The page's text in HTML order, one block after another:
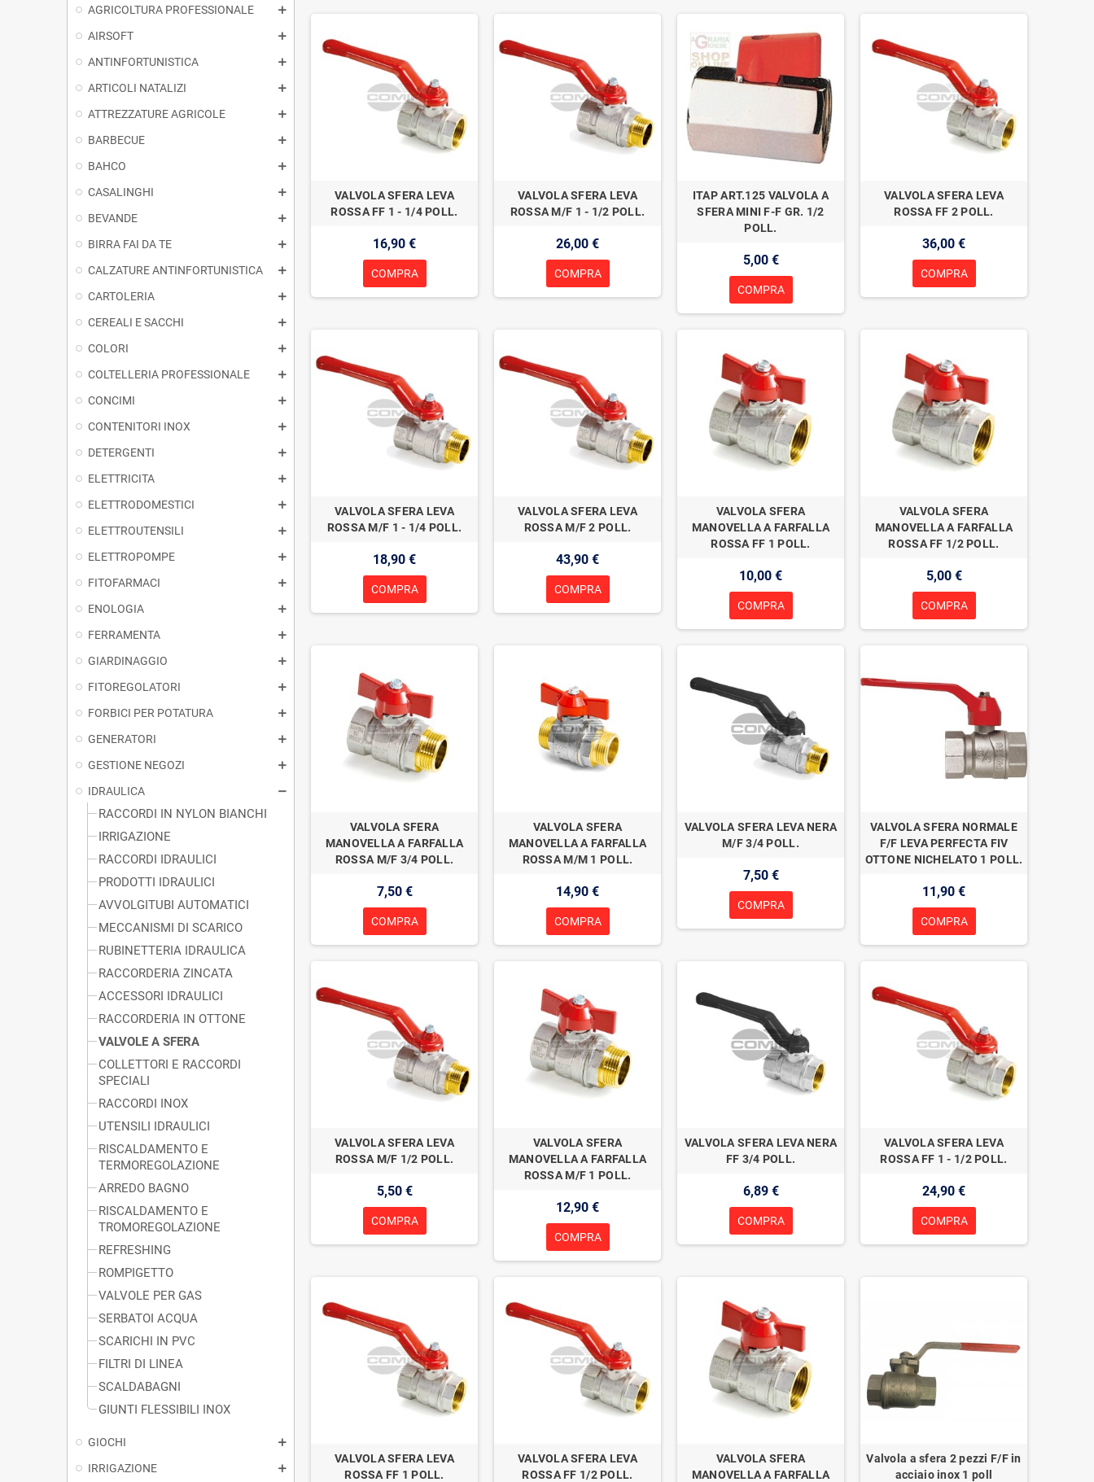
AGRICOLTURA PROFESSIONALE
AIRSOFT
ANTINFORTUNISTICA
ARTICOLI NATALIZI
ATTREZZATURE AGRICOLE
BARBECUE
BAHCO
CASALINGHI
BEVANDE
BIRRA FAI DA TE
CALZATURE ANTINFORTUNISTICA
CARTOLERIA
CEREALI E SACCHI
COLORI
COLTELLERIA PROFESSIONALE
CONCIMI
CONTENITORI INOX
DETERGENTI
ELETTRICITA
ELETTRODOMESTICI
ELETTROUTENSILI
ELETTROPOMPE
FITOFARMACI
ENOLOGIA
FERRAMENTA
GIARDINAGGIO
FITOREGOLATORI
FORBICI PER POTATURA
GENERATORI
GESTIONE NEGOZI
IDRAULICA
RACCORDI IN NYLON BIANCHI
IRRIGAZIONE
RACCORDI IDRAULICI
PRODOTTI IDRAULICI
AVVOLGITUBI AUTOMATICI
MECCANISMI DI SCARICO
RUBINETTERIA IDRAULICA
RACCORDERIA ZINCATA
ACCESSORI IDRAULICI
RACCORDERIA IN OTTONE
VALVOLE A SFERA
COLLETTORI E RACCORDI
SPECIALI
RACCORDI INOX
UTENSILI IDRAULICI
RISCALDAMENTO E
TERMOREGOLAZIONE
ARREDO BAGNO
RISCALDAMENTO E
TROMOREGOLAZIONE
REFRESHING
ROMPIGETTO
VALVOLE PER GAS
SERBATOI ACQUA
SCARICHI IN PVC
FILTRI DI LINEA
SCALDABAGNI
GIUNTI FLESSIBILI INOX
GIOCHI
IRRIGAZIONE
VALVOLA SFERA LEVA
ROSSA FF 1 - 1/4 POLL.
16,90 €
COMPRA
VALVOLA SFERA LEVA
ROSSA M/F 1 - 1/2 POLL.
26,00 €
COMPRA
ITAP ART.125 VALVOLA A
SFERA MINI F-F GR. 1/2
POLL.
5,00 €
COMPRA
VALVOLA SFERA LEVA
ROSSA FF 2 POLL.
36,00 €
COMPRA
VALVOLA SFERA LEVA
ROSSA M/F 1 - 1/4 POLL.
18,90 €
COMPRA
VALVOLA SFERA LEVA
ROSSA M/F 2 POLL.
43,90 €
COMPRA
VALVOLA SFERA
MANOVELLA A FARFALLA
ROSSA FF 1 POLL.
10,00 €
COMPRA
VALVOLA SFERA
MANOVELLA A FARFALLA
ROSSA FF 1/2 POLL.
5,00 €
COMPRA
VALVOLA SFERA
MANOVELLA A FARFALLA
ROSSA M/F 3/4 POLL.
7,50 €
COMPRA
VALVOLA SFERA
MANOVELLA A FARFALLA
ROSSA M/M 1 POLL.
14,90 €
COMPRA
VALVOLA SFERA LEVA NERA
M/F 3/4 POLL.
7,50 €
COMPRA
VALVOLA SFERA NORMALE
F/F LEVA PERFECTA FIV
OTTONE NICHELATO 1 POLL.
11,90 €
COMPRA
VALVOLA SFERA LEVA
ROSSA M/F 1/2 POLL.
5,50 €
COMPRA
VALVOLA SFERA
MANOVELLA A FARFALLA
ROSSA M/F 1 POLL.
12,90 €
COMPRA
VALVOLA SFERA LEVA NERA
FF 3/4 POLL.
6,89 €
COMPRA
VALVOLA SFERA LEVA
ROSSA FF 1 - 1/2 POLL.
24,90 €
COMPRA
VALVOLA SFERA LEVA
ROSSA FF 1 POLL.
VALVOLA SFERA LEVA
ROSSA FF 1/2 POLL.
VALVOLA SFERA
MANOVELLA A FARFALLA
Valvola a sfera 2 pezzi F/F in
acciaio inox 1 poll